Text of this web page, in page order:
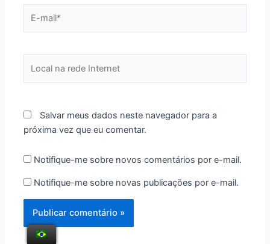
na
Salvar meus dados neste navegador para a
próxima vez que eu comentar.
Notifique-me sobre novos comentários por e-mail.
Notifique-me sobre novas publicações por e-mail.